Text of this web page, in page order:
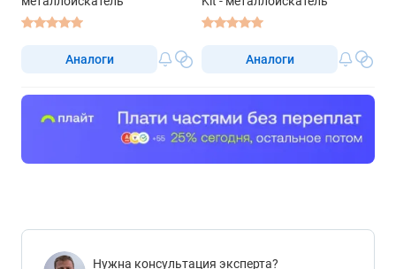
Аналоги Аналоги
Нужна консультация эксперта?